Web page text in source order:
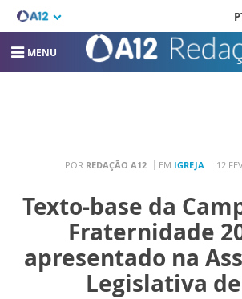
MENU
POR REDAÇÃO A12 EM IGREJA 12
Texto-base da
Fraternidade
apresentado na
Legislativa de